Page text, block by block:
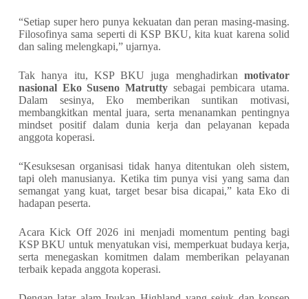
“Setiap super hero punya kekuatan dan peran masing-masing.
Filosofinya sama seperti di KSP BKU, kita kuat karena solid
dan saling melengkapi,” ujarnya.
Tak hanya itu, KSP BKU juga menghadirkanmotivator
nasional Eko Suseno Matrutty sebagai pembicara utama.
Dalam sesinya, Eko memberikan suntikan motivasi,
membangkitkan mental juara, serta menanamkan pentingnya
mindset positif dalam dunia kerja dan pelayanan kepada
anggota koperasi.
“Kesuksesan organisasi tidak hanya ditentukan oleh sistem,
tapi oleh manusianya. Ketika tim punya visi yang sama dan
semangat yang kuat, target besar bisa dicapai,” kata Eko di
hadapan peserta.
Acara Kick Off 2026 ini menjadi momentum penting bagi
KSP BKU untuk menyatukan visi, memperkuat budaya kerja,
serta menegaskan komitmen dalam memberikan pelayanan
terbaik kepada anggota koperasi.